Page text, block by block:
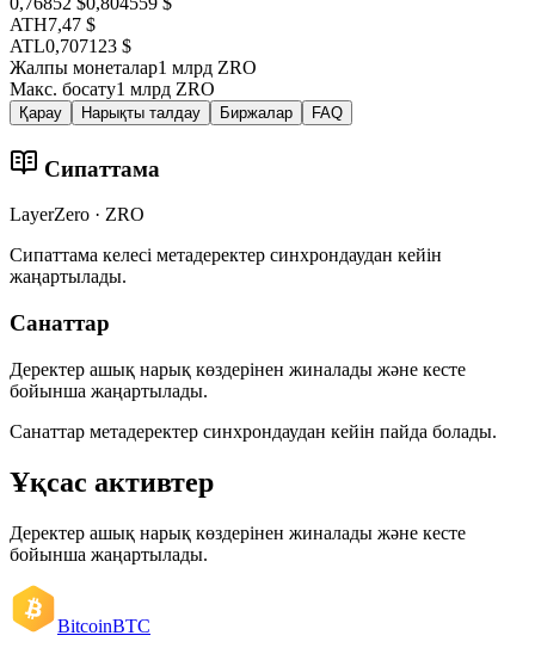
ATH7,47 $
ATL0,707123 $
Жалпы монеталар1 млрд ZRO
Макс. босату1 млрд ZRO
Қарау Нарықты талдау Биржалар FAQ
Сипаттама
LayerZero · ZRO
Сипаттама келесі метадеректер синхрондаудан кейін
жаңартылады.
Санаттар
Деректер ашық нарық көздерінен жиналады және кесте
бойынша жаңартылады.
Санаттар метадеректер синхрондаудан кейін пайда болады.
Ұқсас активтер
Деректер ашық нарық көздерінен жиналады және кесте
бойынша жаңартылады.
BitcoinBTC